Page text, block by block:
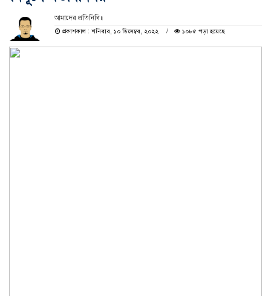
আমাদের প্রতিনিধি॥
প্রকাশকাল : শনিবার, ১০ ডিসেম্বর, ২০২২
১০৮৫ পড়া হয়েছে